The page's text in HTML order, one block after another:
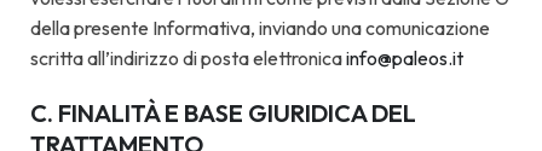
della presente Informativa, inviando una comunicazione
scritta all’indirizzo di posta elettronicainfo@paleos.it
C. FINALITÀ E BASE GIURIDICA DEL
TRATTAMENTO